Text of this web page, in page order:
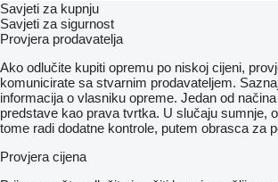
Savjeti za kupnju
Savjeti za sigurnost
Provjera prodavatelja
Ako odlučite kupiti opremu po niskoj cijeni,
komunicirate sa stvarnim prodavateljem.
informacija o vlasniku opreme. Jedan od
predstave kao prava tvrtka. U slučaju sumnje,
tome radi dodatne kontrole, putem obrasca za
Provjera cijena